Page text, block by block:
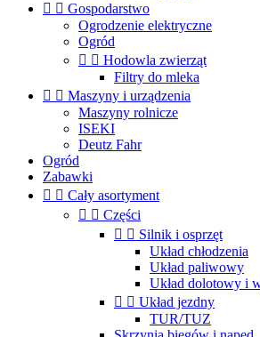
  Gospodarstwo
Ogrodzenie elektryczne
Ogród
  Hodowla zwierząt
Filtry do mleka
  Maszyny i urządzenia
Maszyny rolnicze
ISEKI
Deutz Fahr
Ogród
Zabawki
  Cały asortyment
  Części
  Silnik i osprzęt
Układ chłodzenia
Układ paliwowy
Układ dolotowy i
  Układ jezdny
TUR/TUZ